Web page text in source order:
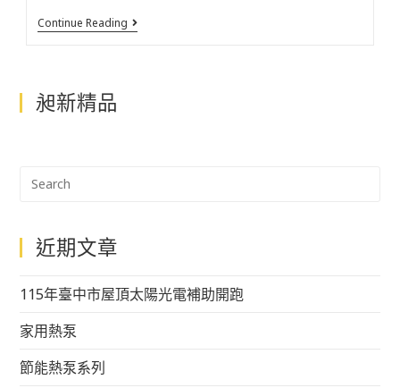
Continue Reading
昶新精品
近期文章
115年臺中市屋頂太陽光電補助開跑
家用熱泵
節能熱泵系列